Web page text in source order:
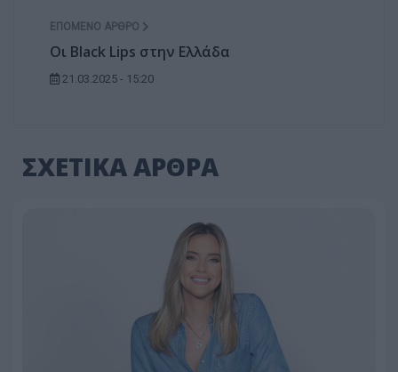
ΕΠΌΜΕΝΟ ΆΡΘΡΟ
Οι Black Lips στην Ελλάδα
21.03.2025 - 15:20
ΣΧΕΤΙΚΑ ΑΡΘΡΑ